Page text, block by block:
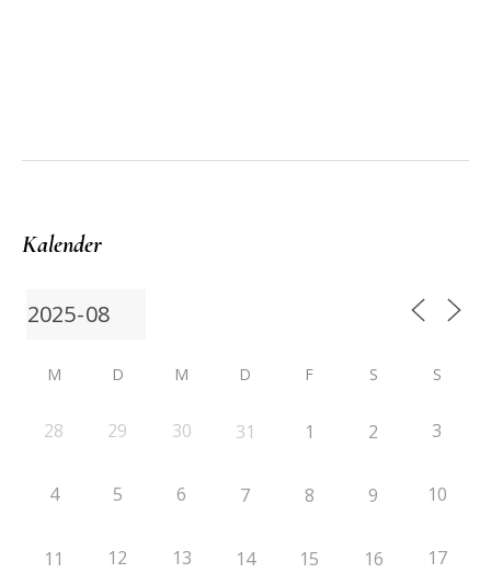
Kalender
M D M D F S S
28 29 30 31 1 2 3
4 5 6 7 8 9 10
11 12 13 14 15 16 17